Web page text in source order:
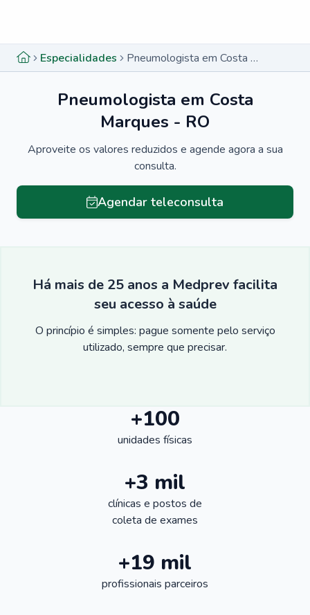
Especialidades Pneumologista em Costa Marques - RO
Pneumologista em Costa
Marques - RO
Aproveite os valores reduzidos e agende agora a sua
consulta.
Agendar teleconsulta
Há mais de 25 anos a Medprev facilita
seu acesso à saúde
O princípio é simples: pague somente pelo serviço
utilizado, sempre que precisar.
+100
unidades físicas
+3 mil
clínicas e postos de
coleta de exames
+19 mil
profissionais parceiros